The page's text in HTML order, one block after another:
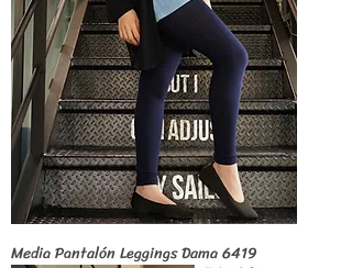
Media Pantalón Leggings Dama 6419